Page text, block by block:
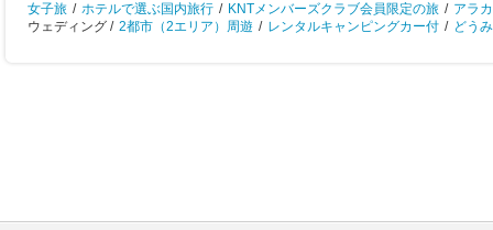
女子旅 / ホテルで選ぶ国内旅行 / KNTメンバーズクラブ会員限定の旅 / アラ
ウェディング / 2都市（2エリア）周遊 / レンタルキャンピングカー付 / どう